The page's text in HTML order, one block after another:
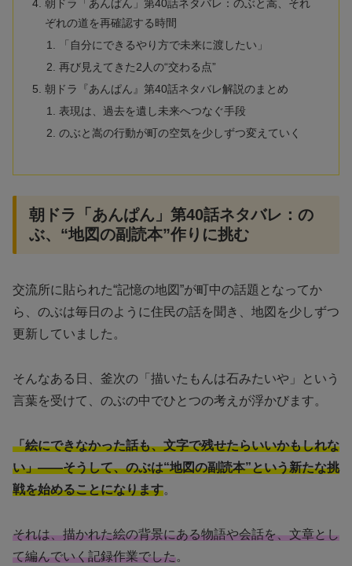
朝ドラ「あんぱん」第40話ネタバレ：のぶと嵩、それ
ぞれの道を再確認する時間
「自分にできるやり方で未来に渡したい」
再び見えてきた2人の“交わる点”
朝ドラ『あんぱん』第40話ネタバレ解説のまとめ
表現は、過去を遺し未来へつなぐ手段
のぶと嵩の行動が町の空気を少しずつ変えていく
朝ドラ「あんぱん」第40話ネタバレ：の
ぶ、“地図の副読本”作りに挑む
交流所に貼られた“記憶の地図”が町中の話題となってか
ら、のぶは毎日のように住民の話を聞き、地図を少しずつ
更新していました。
そんなある日、釜次の「描いたもんは石みたいや」という
言葉を受けて、のぶの中でひとつの考えが浮かびます。
「絵にできなかった話も、文字で残せたらいいかもしれな
い」——そうして、のぶは“地図の副読本”という新たな挑
戦を始めることになります。
それは、描かれた絵の背景にある物語や会話を、文章とし
て編んでいく記録作業でした。